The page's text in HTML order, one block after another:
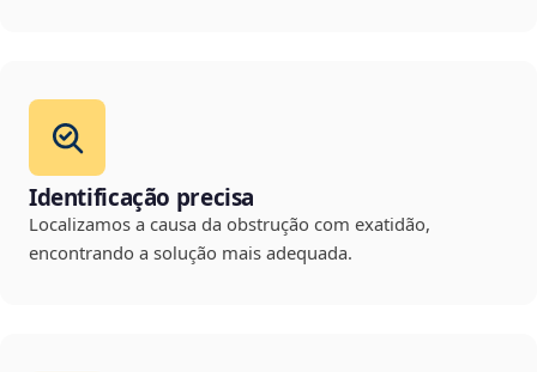
Identificação precisa
Localizamos a causa da obstrução com exatidão,
encontrando a solução mais adequada.